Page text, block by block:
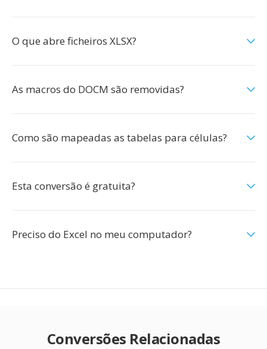
O que abre ficheiros XLSX?
As macros do DOCM são removidas?
Como são mapeadas as tabelas para células?
Esta conversão é gratuita?
Preciso do Excel no meu computador?
Conversões Relacionadas